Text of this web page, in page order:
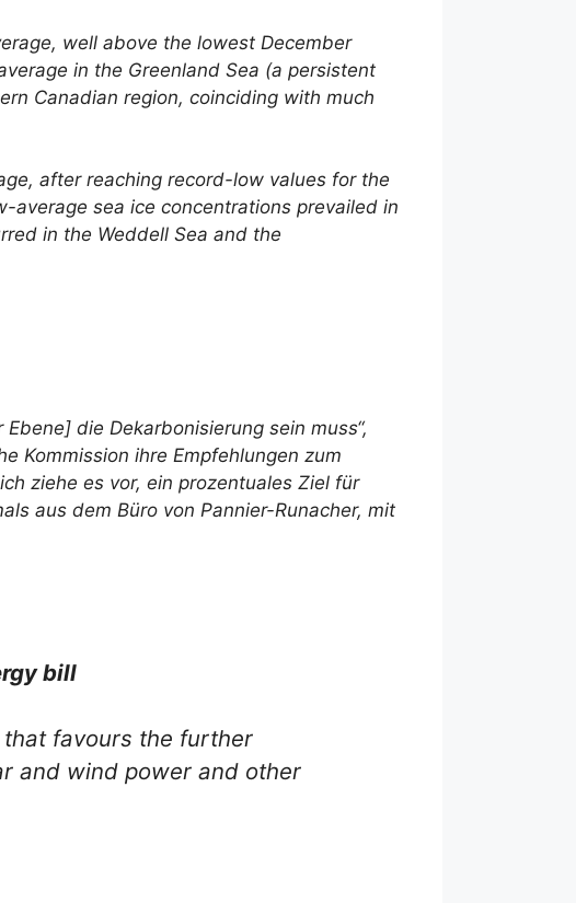
well above the lowest December
in the Greenland Sea (a persistent
Canadian region, coinciding with much
after reaching record-low values for the
average sea ice concentrations prevailed in
in the Weddell Sea and the
die Dekarbonisierung sein muss“,
Kommission ihre Empfehlungen zum
ziehe es vor, ein prozentuales Ziel für
aus dem Büro von Pannier-Runacher, mit
bill
favours the further
and wind power and other